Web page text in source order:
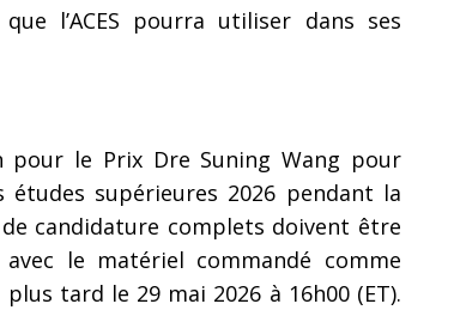
l’ACES pourra utiliser dans ses
pour le Prix Dre Suning Wang pour
études supérieures 2026 pendant la
candidature complets doivent être
le matériel commandé comme
plus tard le 29 mai 2026 à 16h00 (ET).